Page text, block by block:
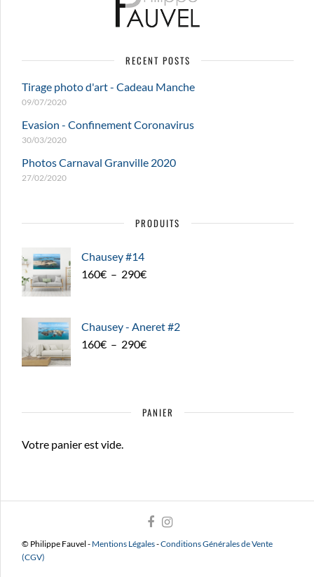
RECENT POSTS
Tirage photo d'art - Cadeau Manche
09/07/2020
Evasion - Confinement Coronavirus
30/03/2020
Photos Carnaval Granville 2020
27/02/2020
PRODUITS
Chausey #14
160€ – 290€Plage
160€
à
Chausey - Aneret #2
160€ – 290€Plage
à
PANIER
Votre panier est vide.
© Philippe Fauvel - Mentions Légales-Conditions Générales de Vente
(CGV)